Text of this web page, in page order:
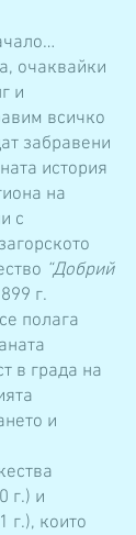
очаквайки
и
всичко
забравени
история
на
с
“Добрий
г.
полага
в града на
и
г.) и
г.), които